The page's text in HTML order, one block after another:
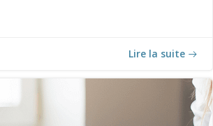
Lire la suite